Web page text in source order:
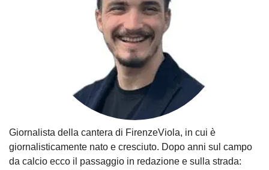
Giornalista della cantera di FirenzeViola, in cui è
giornalisticamente nato e cresciuto. Dopo anni sul campo
da calcio ecco il passaggio in redazione e sulla strada: